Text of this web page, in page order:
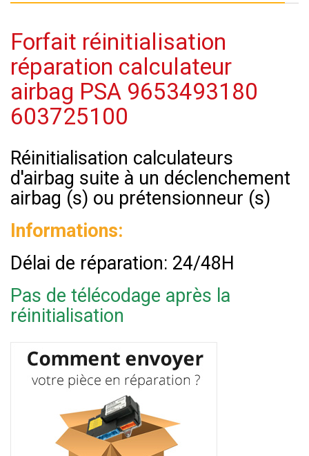
Forfait réinitialisation
réparation calculateur
airbag PSA 9653493180
603725100
Réinitialisation calculateurs
d'airbag suite à un déclenchement
airbag (s) ou prétensionneur (s)
Informations:
Délai de réparation: 24/48H
Pas de télécodage après la
réinitialisation